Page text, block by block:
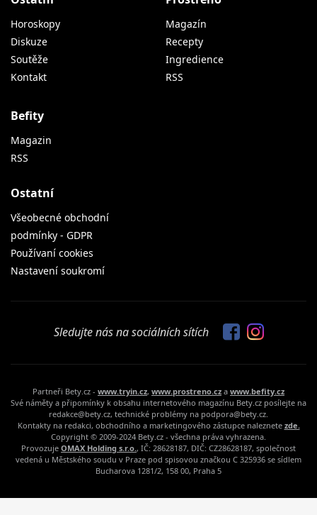
Horoskopy
Diskuze
Soutěže
Kontakt
Magazín
Recepty
Ingredience
RSS
Befity
Magazin
RSS
Ostatní
Všeobecné obchodní
podmínky - GDPR
Používaní cookies
Nastavení soukromí
Sledujte nás na sociálních sítích
Partneři Bety.cz - www.tryin.cz, www.prostreno.cz a www.befity.cz
Své náměty a připomínky k obsahu internetového magazínu Bety.cz posílejte na
redakce@bety.cz, technické problémy na podpora@bety.cz.
Kontakty na redakci, obchodního a marketingového zástupce naleznete zde.
Copyright © 2009-2024 Bety.cz - všechna práva vyhrazena.
Provozuje OMAX Holding s.r.o., IČ: 28628187, DIČ: CZ28628187, společnost
vedená u Městského soudu v Praze pod spisovou značkou C 325936 se sídlem
Bucharova 1281/2, 158 00, Praha 5